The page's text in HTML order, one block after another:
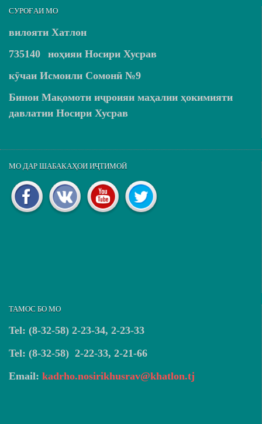
СУРОҒАИ МО
вилояти Хатлон
735140
ноҳияи Носири Хусрав
кӯчаи Исмоили Сомонӣ №9
Бинои Мақомоти иҷроияи маҳалии ҳокимияти
давлатии Носири Хусрав
МО ДАР ШАБАКАҲОИ ИҶТИМОӢ
ТАМОС БО МО
Tel: (8-32-58) 2-23-34, 2-23-33
Tel: (8-32-58) 2-22-33, 2-21-66
Email: kadrho.nosirikhusrav@khatlon.tj